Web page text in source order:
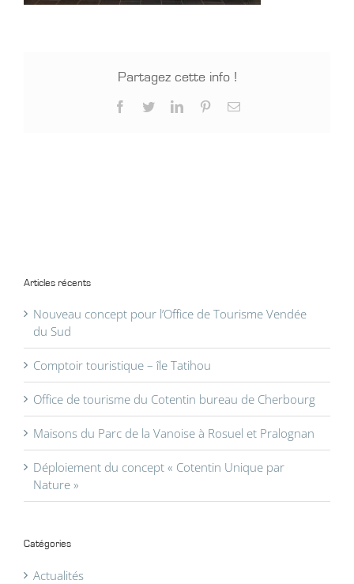
Partagez cette info !
Facebook
TwitterLinkedInPinterestEmail
Articles récents
Nouveau concept pour l’Office de Tourisme Vendée
du Sud
Comptoir touristique – île Tatihou
Office de tourisme du Cotentin bureau de Cherbourg
Maisons du Parc de la Vanoise à Rosuel et Pralognan
Déploiement du concept « Cotentin Unique par
Nature »
Catégories
Actualités